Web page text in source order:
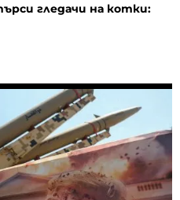
гледачи на котки: